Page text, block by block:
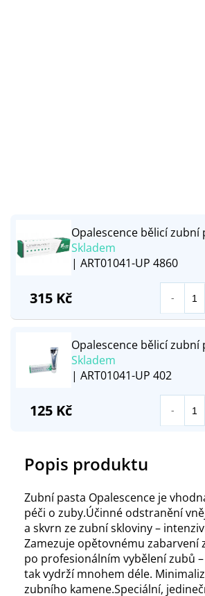
Popis produktu
Zubní pasta Opalescence je
péči o zuby.Účinné odstranění
a skvrn ze zubní skloviny –
Zamezuje opětovnému zabarvení
po profesionálním vybělení zubů
tak vydrží mnohem déle.
zubního kamene.Speciální,
Opalescence bělicí zubní
Skladem
| ART01041-UP 4860
315 Kč
Opalescence bělicí zubní
Skladem
| ART01041-UP 402
125 Kč